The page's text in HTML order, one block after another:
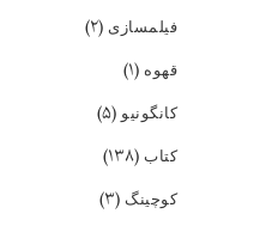
فیلمسازی (۲)
قهوه (۱)
کانگونیو(۵)
کتاب (۱۳۸)
کوچینگ (۳)